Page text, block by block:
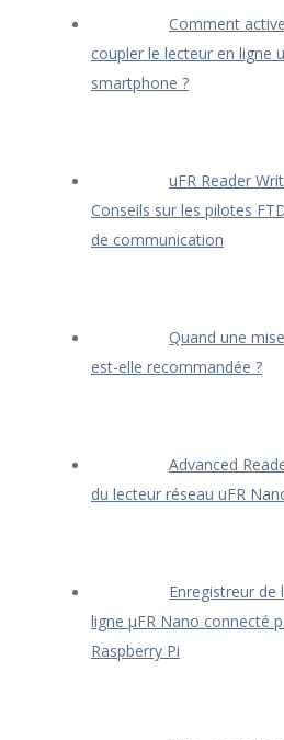
Comment
coupler le lecteur en ligne
smartphone ?
uFR Reader
Conseils sur les pilotes
de communication
Quand une
est-elle recommandée ?
Advanced
du lecteur réseau uFR
Enregistreur de
ligne μFR Nano connecté
Raspberry Pi